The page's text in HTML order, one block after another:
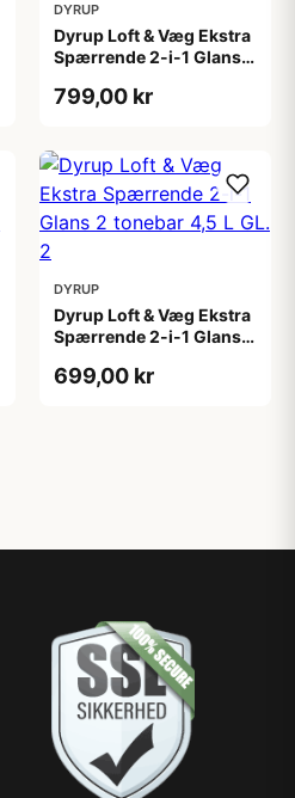
DYRUP
Dyrup Loft & Væg Ekstra
Spærrende 2-i-1 Glans
799,00 kr
DYRUP
Dyrup Loft & Væg Ekstra
Spærrende 2-i-1 Glans 2
699,00 kr